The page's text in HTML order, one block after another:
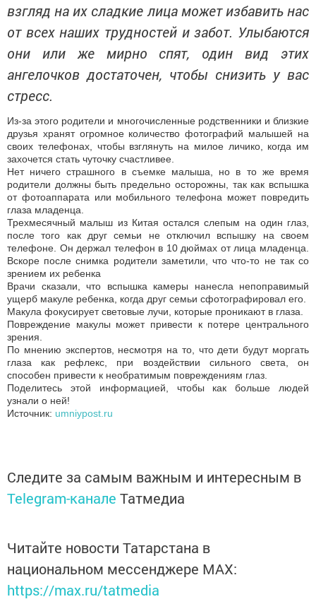
взгляд на их сладкие лица может избавить нас
от всех наших трудностей и забот. Улыбаются
они или же мирно спят, один вид этих
ангелочков достаточен, чтобы снизить у вас
стресс.
Из-за этого родители и многочисленные родственники и близкие
друзья хранят огромное количество фотографий малышей на
своих телефонах, чтобы взглянуть на милое личико, когда им
захочется стать чуточку счастливее.
Нет ничего страшного в съемке малыша, но в то же время
родители должны быть предельно осторожны, так как вспышка
от фотоаппарата или мобильного телефона может повредить
глаза младенца.
Трехмесячный малыш из Китая остался слепым на один глаз,
после того как друг семьи не отключил вспышку на своем
телефоне. Он держал телефон в 10 дюймах от лица младенца.
Вскоре после снимка родители заметили, что что-то не так со
зрением их ребенка
Врачи сказали, что вспышка камеры нанесла непоправимый
ущерб макуле ребенка, когда друг семьи сфотографировал его.
Макула фокусирует световые лучи, которые проникают в глаза.
Повреждение макулы может привести к потере центрального
зрения.
По мнению экспертов, несмотря на то, что дети будут моргать
глаза как рефлекс, при воздействии сильного света, он
способен привести к необратимым повреждениям глаз.
Поделитесь этой информацией, чтобы как больше людей
узнали о ней!
Источник: umniypost.ru
Следите за самым важным и интересным в
Telegram-канале Татмедиа
Читайте новости Татарстана в
национальном мессенджере MАХ:
https://max.ru/tatmedia